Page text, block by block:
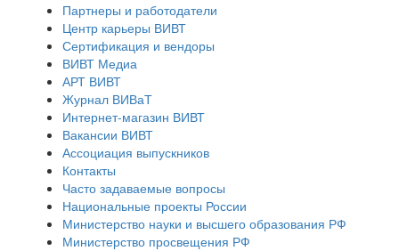
Партнеры и работодатели
Центр карьеры ВИВТ
Сертификация и вендоры
ВИВТ Медиа
АРТ ВИВТ
Журнал ВИВаТ
Интернет-магазин ВИВТ
Вакансии ВИВТ
Ассоциация выпускников
Контакты
Часто задаваемые вопросы
Национальные проекты России
Министерство науки и высшего образования РФ
Министерство просвещения РФ